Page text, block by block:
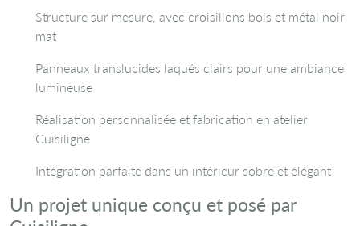
Structure sur mesure, avec croisillons bois et métal noir
mat
Panneaux translucides laqués clairs pour une ambiance
lumineuse
Réalisation personnalisée et fabrication en atelier
Cuisiligne
Intégration parfaite dans un intérieur sobre et élégant
Un projet unique conçu et posé par